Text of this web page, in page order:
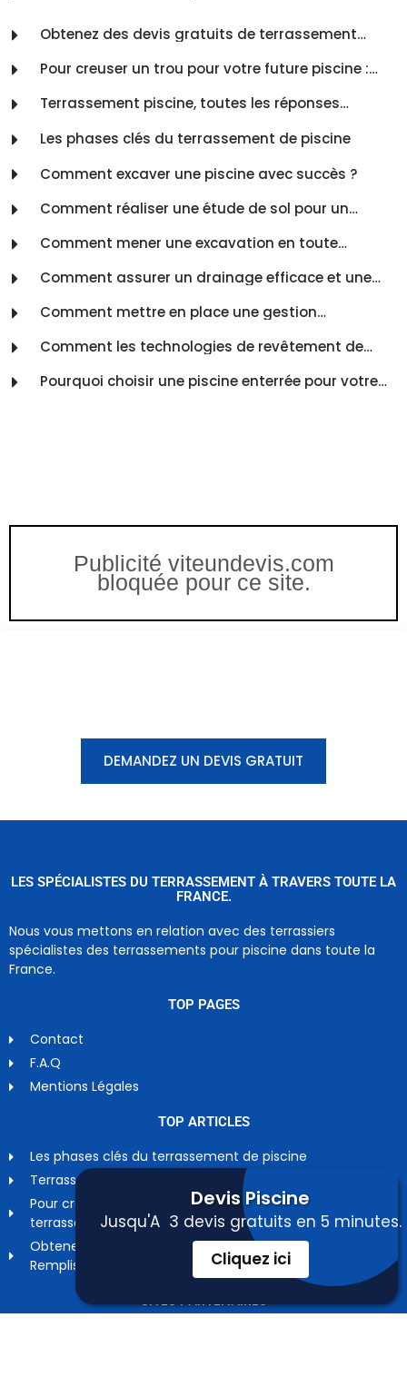
DevisPiscine
Jusqu'A 3 devis gratuits en 5 minutes.
Cliquez ici
Obtenez des devis gratuits de terrassement
Pour creuser un trou pour votre future piscine :
Terrassement piscine, toutes les réponses…
Les phases clés du terrassement de piscine
Comment excaver une piscine avec succès ?
Comment réaliser une étude de sol pour un
Comment mener une excavation en toute
Comment assurer un drainage efficace et une
Comment mettre en place une gestion
Comment les technologies de revêtement de
baignade ?
Pourquoi choisir une piscine enterrée pour votre
Publicité viteundevis.com
bloquée pour ce site.
DEMANDEZ UN DEVIS GRATUIT
LES SPÉCIALISTES DU TERRASSEMENT À TRAVERS TOUTE LA
FRANCE.
Nous vous mettons en relation avec des terrassiers
spécialistes des terrassements pour piscine dans toute la
France.
TOP PAGES
Contact
F.A.Q
Mentions Légales
TOP ARTICLES
Les phases clés du terrassement de piscine
Terrassement piscine, toutes les réponses…
Pour creuser un trou pour votre future piscine :
terrassement pour piscine
Obtenez des devis gratuits de terrassement piscine !
Remplissez ! Comparez ! Economisez !
SITES PARTENAIRES